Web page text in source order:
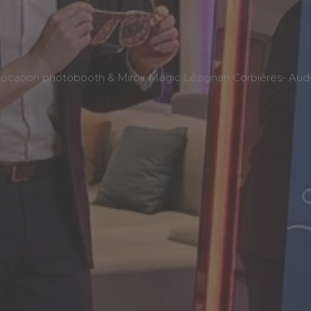
photobooth & Miroir Magic Lézignan Corbières-